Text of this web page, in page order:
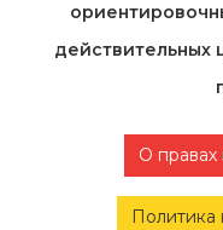
действительных
О правах
Политика